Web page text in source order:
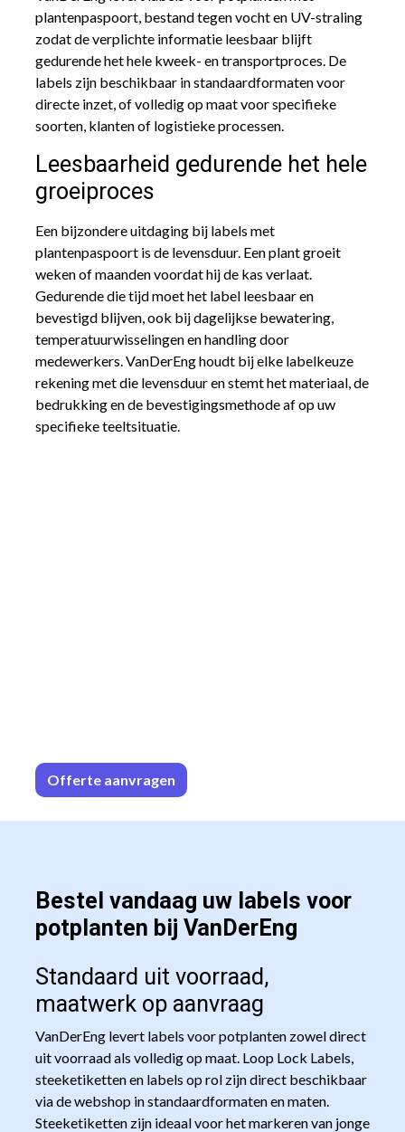
plantenpaspoort, bestand tegen vocht en UV-straling
zodat de verplichte informatie leesbaar blijft
gedurende het hele kweek- en transportproces. De
labels zijn beschikbaar in standaardformaten voor
directe inzet, of volledig op maat voor specifieke
soorten, klanten of logistieke processen.
Leesbaarheid gedurende het hele
groeiproces
Een bijzondere uitdaging bij labels met
plantenpaspoort is de levensduur. Een plant groeit
weken of maanden voordat hij de kas verlaat.
Gedurende die tijd moet het label leesbaar en
bevestigd blijven, ook bij dagelijkse bewatering,
temperatuurwisselingen en handling door
medewerkers. VanDerEng houdt bij elke labelkeuze
rekening met die levensduur en stemt het materiaal, de
bedrukking en de bevestigingsmethode af op uw
specifieke teeltsituatie.
Offerte aan​​vrag​​en
Bestel vandaag uw labels voor
potplanten bij VanDerEng
Standaard uit voorraad,
maatwerk op aanvraag
VanDerEng levert labels voor potplanten zowel direct
uit voorraad als volledig op maat. Loop Lock Labels,
steeketiketten en labels op rol zijn direct beschikbaar
via de webshop in standaardformaten en maten.
Steeketiketten zijn ideaal voor het markeren van jonge